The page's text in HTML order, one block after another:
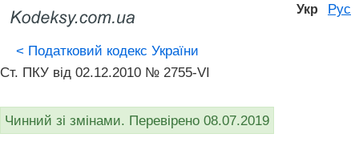
Укр Рус
< Податковий кодекс України
Ст. ПКУ від 02.12.2010 № 2755-VI
Чинний зі змінами. Перевірено 08.07.2019